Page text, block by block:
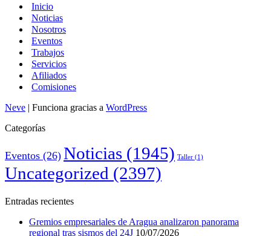
Inicio
Noticias
Nosotros
Eventos
Trabajos
Servicios
Afiliados
Comisiones
Neve | Funciona gracias a WordPress
Categorías
Eventos (26) Noticias (1945) Taller (1)
Uncategorized (2397)
Entradas recientes
Gremios empresariales de Aragua analizaron panorama
regional tras sismos del 24J 10/07/2026